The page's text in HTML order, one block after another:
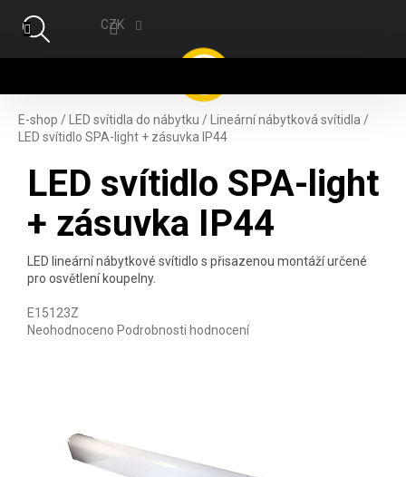
CZK
E-shop / LED svítidla do nábytku / Lineární nábytková svítidla /
LED svítidlo SPA-light + zásuvka IP44
LED svítidlo SPA-light
+ zásuvka IP44
LED lineární nábytkové svítidlo s přisazenou montáží určené
pro osvětlení koupelny.
E15123Z
Průměrné hodnocení produktu je 0,0 z 5 hvězdiček.
Neohodnoceno Podrobnosti hodnocení